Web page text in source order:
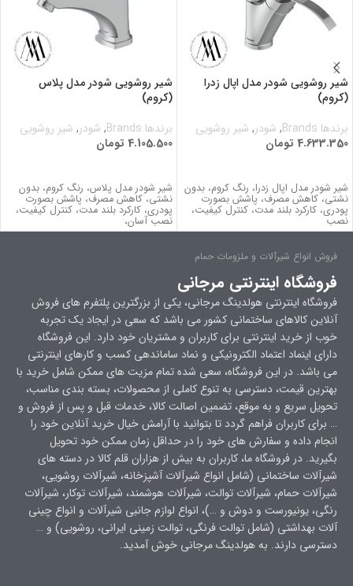
شیر روشویی شودر مدل اپال زدرا
(کروم)
برندها Brands
, شودر, شیر روشویی
4.633.350 تومان
شیر شودر مدل اپال زدرا، رنگ کروم، بدون
نشتي، کاهش مصرف، پاشش بصورت
پودری، کارکرد بلند مدت، كنترل كيفيت،
نصب
شیر روشویی شودر مدل پلاس
(کروم)
برندها Brands
, شودر, شیر روشویی
4.105.500 تومان
شیر شودر مدل پلاس، رنگ کروم، بدون
نشتي، کاهش مصرف، پاشش بصورت
پودری، کارکرد بلند مدت، كنترل كيفيت،
نصب آسان،
فروش انواع شیرآلات و ملزومات حمام
فروشگاه اینترنتی مرجانی
فروشگاه اینترنتی هولدینگ مرجانی، یکی از بزرگترین پلتفرم های فروش
آنلاین کالاهای ساختمانی کشور می باشد که سعی در ایجاد یک تجربه
خوب از خرید اینترنتی برای کاربران و مشتریان خود دارد. این فروشگاه
دارای اینماد اعتماد الکترونیکی و نماد ساماندهی کسب و کارهای اینترنتی
می باشد. در این فروشگاه، سعی شده تمام مزیت های ممکن شامل خرید با
بهترین قیمت، دسترسی به تنوع کاملی از محصولات، بسته بندی مناسب،
تحویل سریع و به موقع، تضمین اصالت کالا، خدمات قبل و پس از فروش و
… برای کاربران فراهم گردد تا بتوانید با آرامش خیال خرید آنلاین خود را
انجام داده و سفارش های خود را در حداقل زمان ممکن خود تحویل
بگیرید. در فروشگاه ما، کاربران به بیش از هزاران قلم کالا در دسته های
شیرآلات ساختمانی (شامل انواع شیرآلات آشپزخانه، شیرآلات روشویی،
شیرآلات حمام، شیرآلات توالت، شیرآلات هوشمند، شیرآلات توکار، شیرآلات
رنگی، یونیورست و دوش و …)، انواع لوازم جانبی شیرآلات و انواع چینی
آلات بهداشتی (شامل توالت فرنگی، توالت زمینی ایرانی، روشویی) و …
دسترسی دارند. به هولدینگ مرجانی خوش آمدید.